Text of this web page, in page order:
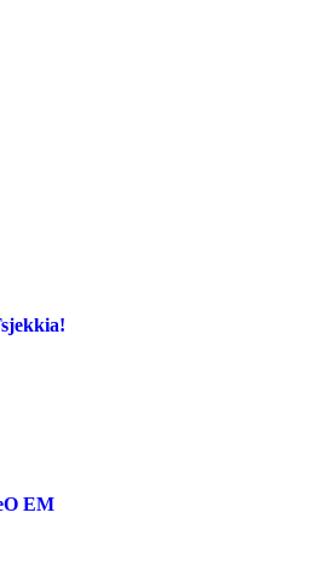
EM